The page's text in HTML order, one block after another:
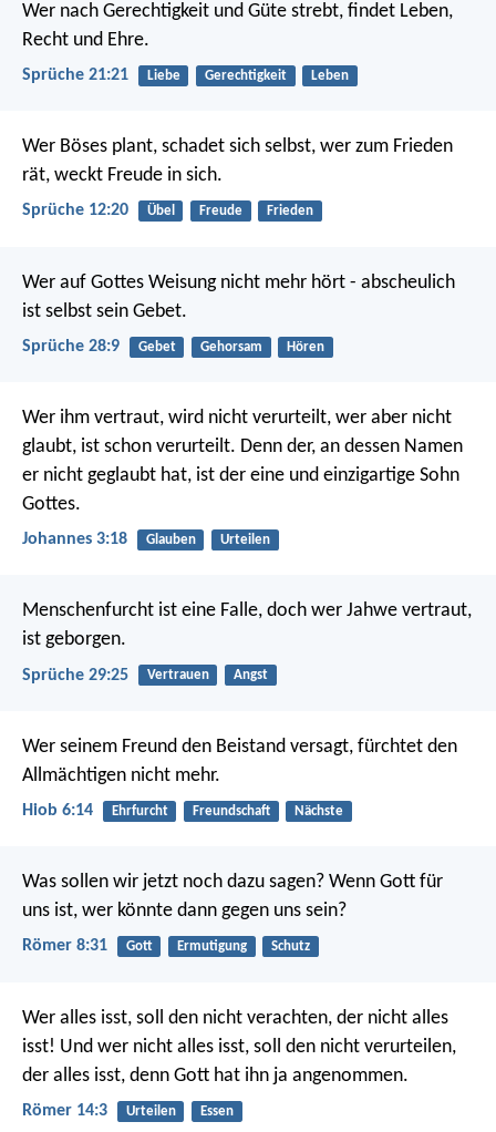
Wer nach Gerechtigkeit und Güte strebt, findet Leben,
Recht und Ehre.
Sprüche 21:21 Liebe Gerechtigkeit Leben
Wer Böses plant, schadet sich selbst, wer zum Frieden
rät, weckt Freude in sich.
Sprüche 12:20 Übel Freude Frieden
Wer auf Gottes Weisung nicht mehr hört - abscheulich
ist selbst sein Gebet.
Sprüche 28:9 Gebet Gehorsam Hören
Wer ihm vertraut, wird nicht verurteilt, wer aber nicht
glaubt, ist schon verurteilt. Denn der, an dessen Namen
er nicht geglaubt hat, ist der eine und einzigartige Sohn
Gottes.
Johannes 3:18 Glauben Urteilen
Menschenfurcht ist eine Falle, doch wer Jahwe vertraut,
ist geborgen.
Sprüche 29:25 Vertrauen Angst
Wer seinem Freund den Beistand versagt, fürchtet den
Allmächtigen nicht mehr.
Hiob 6:14 Ehrfurcht Freundschaft Nächste
Was sollen wir jetzt noch dazu sagen? Wenn Gott für
uns ist, wer könnte dann gegen uns sein?
Römer 8:31 Gott Ermutigung Schutz
Wer alles isst, soll den nicht verachten, der nicht alles
isst! Und wer nicht alles isst, soll den nicht verurteilen,
der alles isst, denn Gott hat ihn ja angenommen.
Römer 14:3 Urteilen Essen